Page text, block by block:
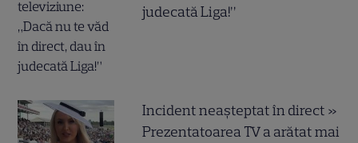
judecată Liga!”
Incident neașteptat în direct »
Prezentatoarea TV a arătat mai